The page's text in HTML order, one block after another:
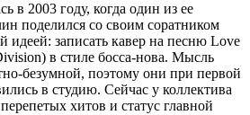
в 2003 году, когда один из ее
поделился со своим соратником
записать кавер на песню Love
в стиле босса-нова. Мысль
безумной, поэтому они при первой
в студию. Сейчас у коллектива
хитов и статус главной